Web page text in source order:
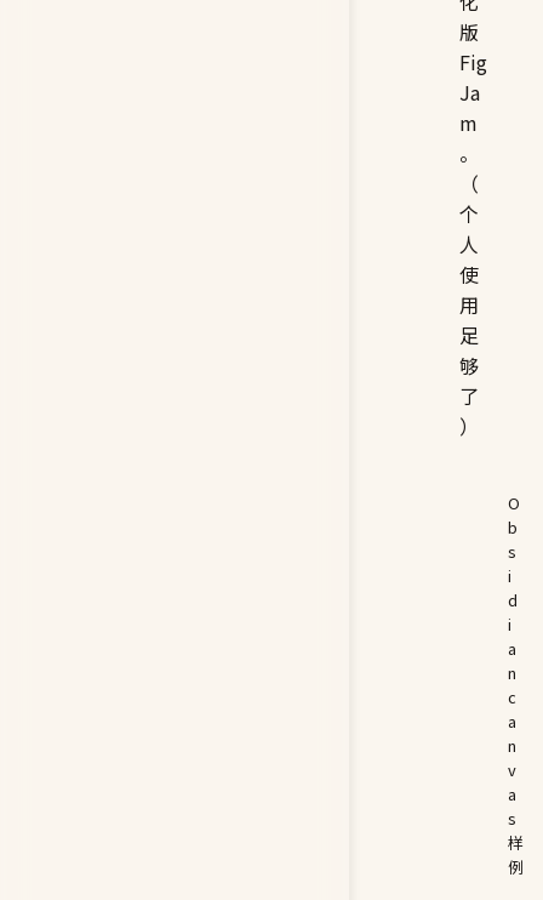
版
Fig
Ja
m
。
（
个
人
使
用
足
够
了
）
O
b
s
i
d
i
a
n
c
a
n
v
a
s
样
例